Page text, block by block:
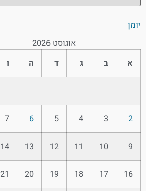
יומן
אוגוסט 2026
א
ב ג ד ה ו
2
3
4
5
6
7
9
10
11
12
13
14
16
17
18
19
20
21